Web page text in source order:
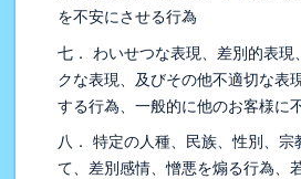
を不安にさせる行為
七． わいせつな表現、差別的表現
クな表現、及びその他不適切な表
する行為、一般的に他のお客様に
八． 特定の人種、民族、性別、
て、差別感情、憎悪を煽る行為、